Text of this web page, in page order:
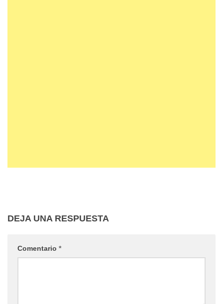
DEJA UNA RESPUESTA
Comentario *